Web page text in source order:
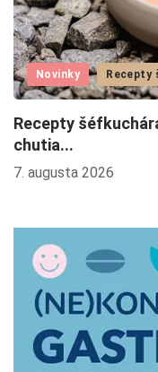
Novinky Recepty
Recepty
chutia...
7. augusta 2026